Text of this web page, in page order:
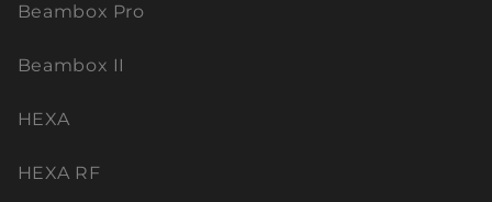
Beambox Pro
Beambox II
HEXA
HEXA RF